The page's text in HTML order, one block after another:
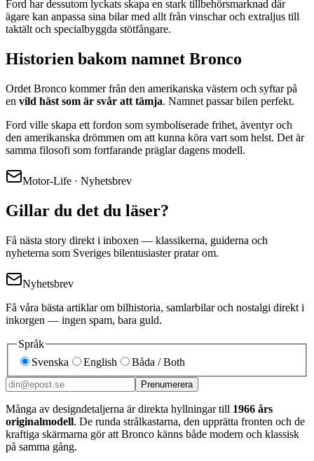
Ford har dessutom lyckats skapa en stark tillbehörsmarknad där
ägare kan anpassa sina bilar med allt från vinschar och extraljus till
taktält och specialbyggda stötfångare.
Historien bakom namnet Bronco
Ordet Bronco kommer från den amerikanska västern och syftar på
en vild häst som är svår att tämja. Namnet passar bilen perfekt.
Ford ville skapa ett fordon som symboliserade frihet, äventyr och
den amerikanska drömmen om att kunna köra vart som helst. Det är
samma filosofi som fortfarande präglar dagens modell.
Motor-Life · Nyhetsbrev
Gillar du det du läser?
Få nästa story direkt i inboxen — klassikerna, guiderna och
nyheterna som Sveriges bilentusiaster pratar om.
Nyhetsbrev
Få våra bästa artiklar om bilhistoria, samlarbilar och nostalgi direkt i
inkorgen — ingen spam, bara guld.
Språk
Svenska
English Båda / Both
Prenumerera
Många av designdetaljerna är direkta hyllningar till 1966 års
originalmodell. De runda strålkastarna, den upprätta fronten och de
kraftiga skärmarna gör att Bronco känns både modern och klassisk
på samma gång.